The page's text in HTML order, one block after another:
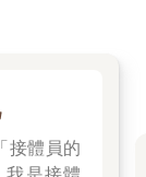
接體員的